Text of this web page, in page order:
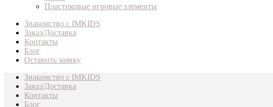
Пластиковые игровые элементы
Знакомство с IMKIDS
Заказ/Доставка
Контакты
Блог
Оставить заявку
Знакомство с IMKIDS
Заказ/Доставка
Контакты
Блог